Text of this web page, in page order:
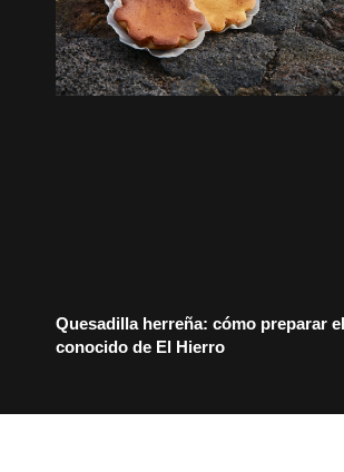
Quesadilla herreña: cómo preparar
conocido de El Hierro